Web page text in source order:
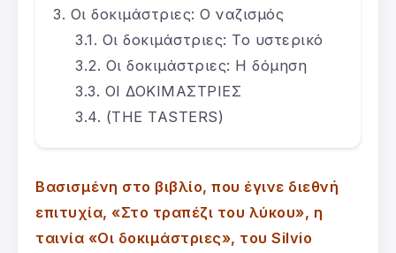
Οι δοκιμάστριες: Ο ναζισμός
Οι δοκιμάστριες: Το υστερικό
Οι δοκιμάστριες: Η δόμηση
ΟΙ ΔΟΚΙΜΑΣΤΡΙΕΣ
(THE TASTERS)
Βασισμένη στο βιβλίο, που έγινε διεθνή
επιτυχία, «Στο τραπέζι του λύκου», η
ταινία «Οι δοκιμάστριες», του Silvio